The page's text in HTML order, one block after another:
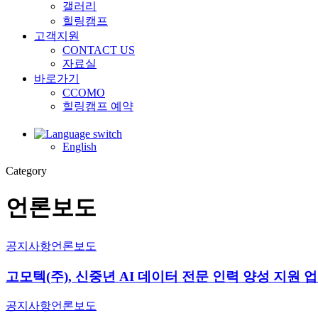
갤러리
힐링캠프
고객지원
CONTACT US
자료실
바로가기
CCOMO
힐링캠프 예약
English
Category
언론보도
공지사항언론보도
고모텍(주), 신중년 AI 데이터 전문 인력 양성 지원
공지사항언론보도